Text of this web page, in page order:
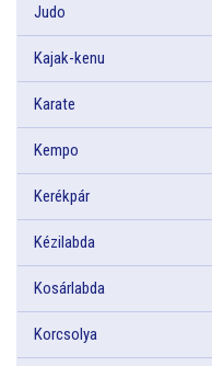
Judo
Kajak-kenu
Karate
Kempo
Kerékpár
Kézilabda
Kosárlabda
Korcsolya